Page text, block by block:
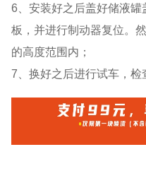
6、安装好之后盖好储液
板，并进行制动器复位。
的高度范围内；
7、换好之后进行试车，检